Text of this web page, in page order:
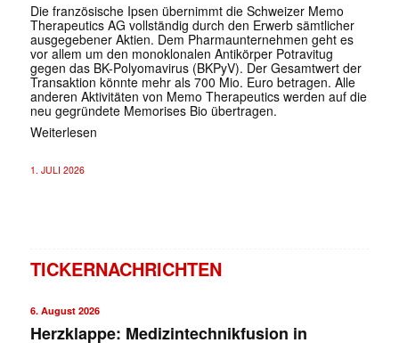
Die französische Ipsen übernimmt die Schweizer Memo
Therapeutics AG vollständig durch den Erwerb sämtlicher
ausgegebener Aktien. Dem Pharmaunternehmen geht es
vor allem um den monoklonalen Antikörper Potravitug
gegen das BK-Polyomavirus (BKPyV). Der Gesamtwert der
Transaktion könnte mehr als 700 Mio. Euro betragen. Alle
anderen Aktivitäten von Memo Therapeutics werden auf die
neu gegründete Memorises Bio übertragen.
Weiterlesen
1. JULI 2026
TICKERNACHRICHTEN
6. August 2026
Herzklappe: Medizintechnikfusion in